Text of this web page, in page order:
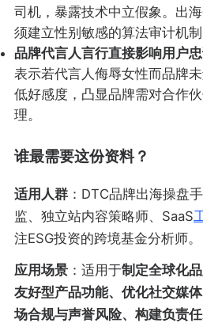
司机，暴露技术中立假象。出
须建立性别敏感的算法审计机制
品牌代言人言行直接影响用户
表示若代言人侮辱女性而品牌
低好感度，凸显品牌需对合作
理。
谁最需要这份资料？
适用人群：DTC品牌出海操盘手
监、独立站内容策略师、SaaS
注ESG投资的跨境基金分析师。
应用场景：适用于制定全球化
友好型产品功能、优化社交媒
场合规与声誉风险、构建负责